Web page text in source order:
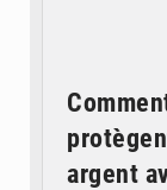
argent